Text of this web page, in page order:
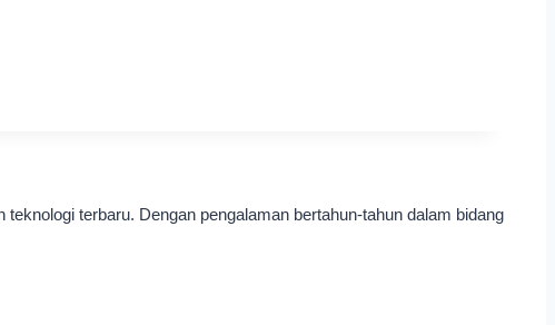
terbaru. Dengan pengalaman bertahun-tahun dalam bidang